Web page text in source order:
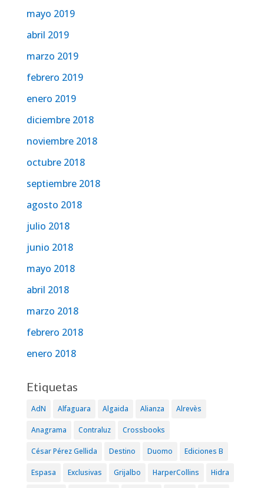
mayo 2019
abril 2019
marzo 2019
febrero 2019
enero 2019
diciembre 2018
noviembre 2018
octubre 2018
septiembre 2018
agosto 2018
julio 2018
junio 2018
mayo 2018
abril 2018
marzo 2018
febrero 2018
enero 2018
Etiquetas
AdN Alfaguara Algaida Alianza Alrevès
Anagrama Contraluz Crossbooks
César Pérez Gellida Destino Duomo Ediciones B
Espasa Exclusivas Grijalbo HarperCollins Hidra